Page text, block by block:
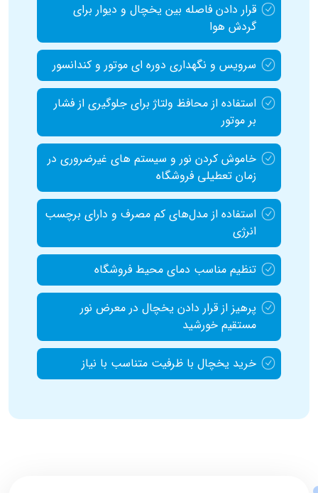
قرار دادن فاصله بین یخچال و دیوار برای
گردش هوا
سرویس و نگهداری دوره‌ ای موتور و کندانسور
استفاده از محافظ ولتاژ برای جلوگیری از فشار
بر موتور
خاموش کردن نور و سیستم‌ های غیرضروری در
زمان تعطیلی فروشگاه
استفاده از مدل‌های کم‌ مصرف و دارای برچسب
انرژی
تنظیم مناسب دمای محیط فروشگاه
پرهیز از قرار دادن یخچال در معرض نور
مستقیم خورشید
خرید یخچال با ظرفیت متناسب با نیاز